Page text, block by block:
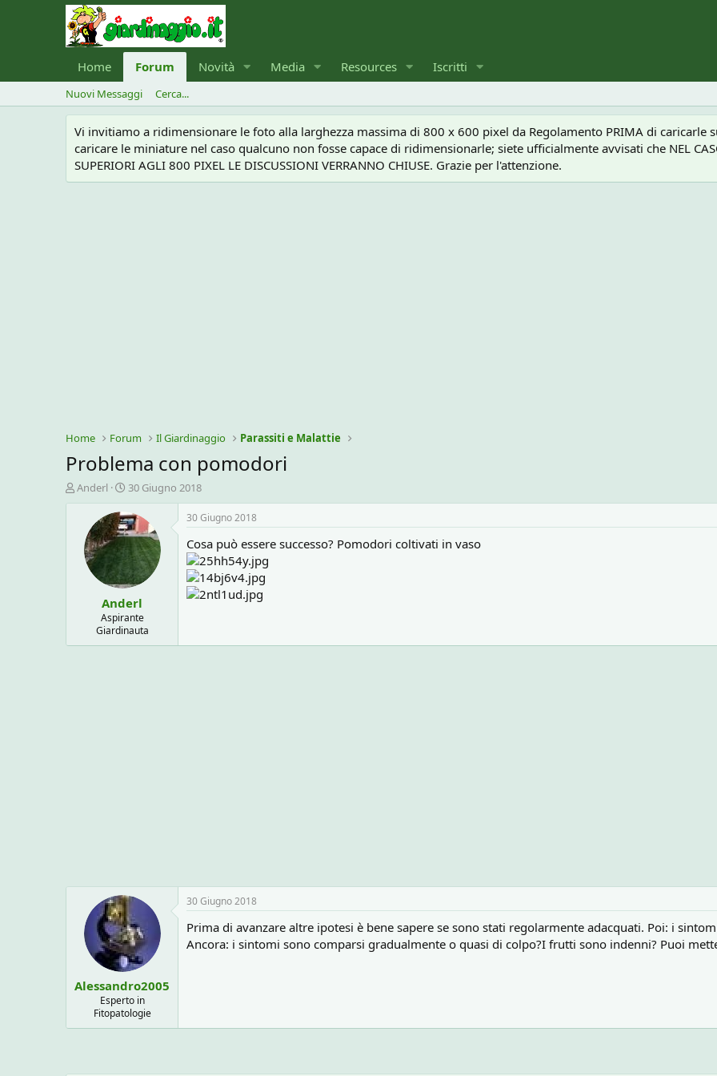
Home Forum Novità Media Resources Iscritti
Nuovi Messaggi Cerca...
Vi invitiamo a ridimensionare le foto alla larghezza massima di 800 x 600 pixel da Regolamento PRIMA di caricarle
caricare le miniature nel caso qualcuno non fosse capace di ridimensionarle; siete ufficialmente avvisati che NEL
SUPERIORI AGLI 800 PIXEL LE DISCUSSIONI VERRANNO CHIUSE. Grazie per l'attenzione.
Home Forum Il Giardinaggio Parassiti e Malattie
Problema con pomodori
C
r
c
Anderl
D
a
t
a
i
n
i
z
i
o
30 Giugno 2018
Anderl
Aspirante
Giardinauta
30 Giugno 2018
Cosa può essere successo? Pomodori coltivati in vaso
Alessandro2005
Esperto in
Fitopatologie
30 Giugno 2018
Prima di avanzare altre ipotesi è bene sapere se sono stati regolarmente adacquati. Poi: i
Ancora: i sintomi sono comparsi gradualmente o quasi di colpo?I frutti sono indenni? Puoi